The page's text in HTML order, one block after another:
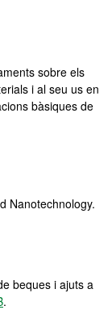
sobre els
i al seu us en
bàsiques de
Nanotechnology.
beques i ajuts a
.